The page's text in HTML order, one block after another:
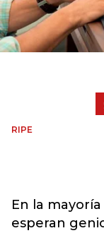
RIPE
En la
esperan